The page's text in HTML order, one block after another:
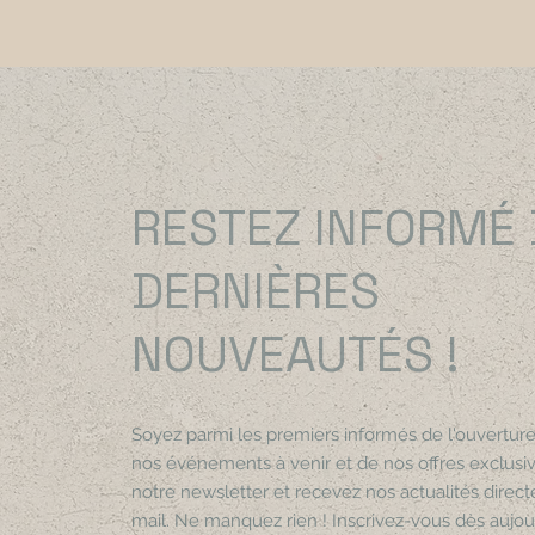
Aperçu rapide
Pichet à pois avec anse, patrimoine de
l'UNESCO
Vase avec anse,
Prix
97,00 €
Aperçu rapide
Handpainted jacket | Malawi
Rupture de stock
Handpainted T-
Rupture de
Aperçu rapide
Patchwork backpack
Rupture de stock
RESTEZ INFORMÉ
DERNIÈRES
NOUVEAUTÉS !
Soyez parmi les premiers informés de
nos événements à venir et de nos offres
notre newsletter et recevez nos actualités
mail. Ne manquez rien ! Inscrivez-vous dès